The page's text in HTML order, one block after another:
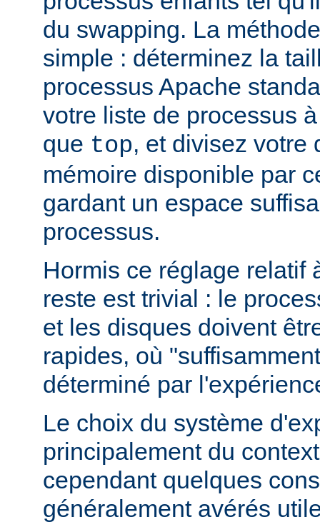
du swapping. La
simple : déterminez la
processus Apache
votre liste de processus
que top, et divisez votre
mémoire disponible par
gardant un espace
processus.
Hormis ce réglage relatif
reste est trivial : le
et les disques doivent
rapides, où
déterminé par
Le choix du système
principalement du
cependant quelques
généralement avérés